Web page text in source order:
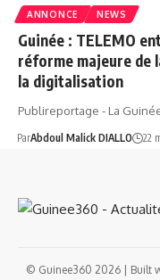
ANNONCE NEWS
Guinée : TELEMO
réforme majeure de
la digitalisation
Publireportage - La
ParAbdoul Malick DIALLO 22
© Guinee360 2026 | Built